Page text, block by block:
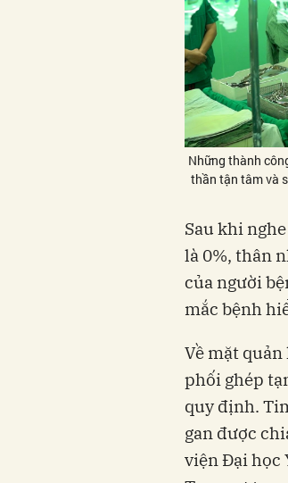
Những thành
thần tận tâm và
Sau khi
là 0%, thân
của người
mắc bệnh
Về mặt quản
phối ghép
quy định.
gan được
viện Đại học